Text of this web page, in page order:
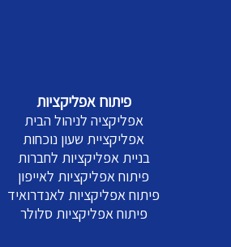
פיתוח אפליקציות
אפליקציה לניהול הבית
אפליקציית שעון נוכחות
בניית אפליקציות לחברות
פיתוח אפליקציות לאייפון
פיתוח אפליקציות לאנדרואיד
פיתוח אפליקציות סלולר